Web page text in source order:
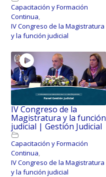
Capacitación y Formación
Continua,
IV Congreso de la Magistratura
y la función judicial
IV Congreso de la
Magistratura y la función
judicial | Gestión Judicial
Capacitación y Formación
Continua,
IV Congreso de la Magistratura
y la función judicial